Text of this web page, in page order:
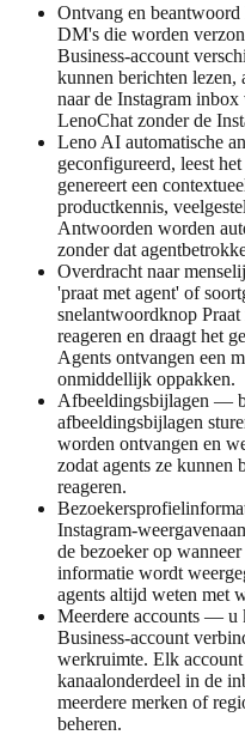
Ontvang en
DM's die worden
Business-account
kunnen berichten lezen,
naar de Instagram inbox
LenoChat zonder de
Leno AI automatische
geconfigureerd, leest
genereert een
productkennis,
Antwoorden worden
zonder dat
Overdracht naar
'praat met agent' of
snelantwoordknop
reageren en draagt het
Agents ontvangen een
onmiddellijk oppakken.
Afbeeldingsbijlagen —
afbeeldingsbijlagen
worden ontvangen en
zodat agents ze kunnen
reageren.
Instagram-
de bezoeker op
informatie wordt
agents altijd weten met
Meerdere accounts — u
Business-account
werkruimte. Elk
kanaalonderdeel in de
meerdere merken of
beheren.